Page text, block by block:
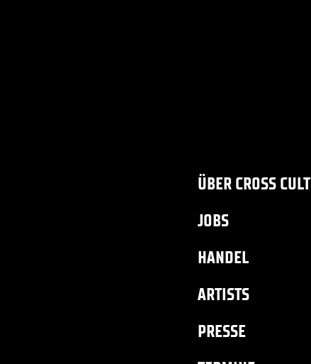
ÜBER CROSS CULT
JOBS
HANDEL
ARTISTS
PRESSE